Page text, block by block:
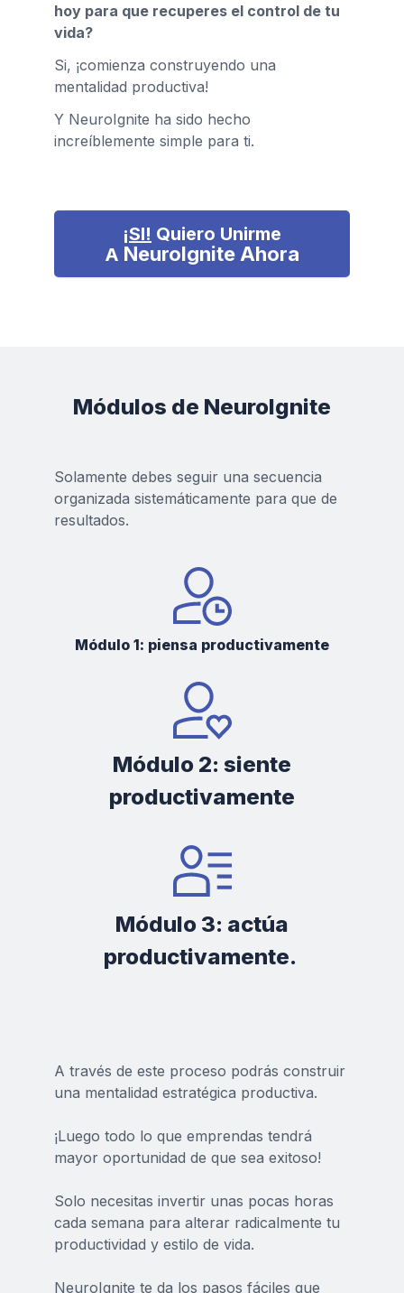
hoy para que recuperes el control de tu
vida?
Si, ¡comienza construyendo una
mentalidad productiva!
Y NeuroIgnite ha sido hecho
increíblemente simple para ti.
¡SI! Quiero Unirme
A NeuroIgniteAhora
Módulos de NeuroIgnite
Solamente debes seguir una secuencia
organizada sistemáticamente para que de
resultados.
Módulo 1: piensa productivamente
Módulo 2: siente
productivamente
Módulo 3: actúa
productivamente.
A través de este proceso podrás construir
una mentalidad estratégica productiva.
¡Luego todo lo que emprendas tendrá
mayor oportunidad de que sea exitoso!
Solo necesitas invertir unas pocas horas
cada semana para alterar radicalmente tu
productividad y estilo de vida.
NeuroIgnite te da los pasos fáciles que